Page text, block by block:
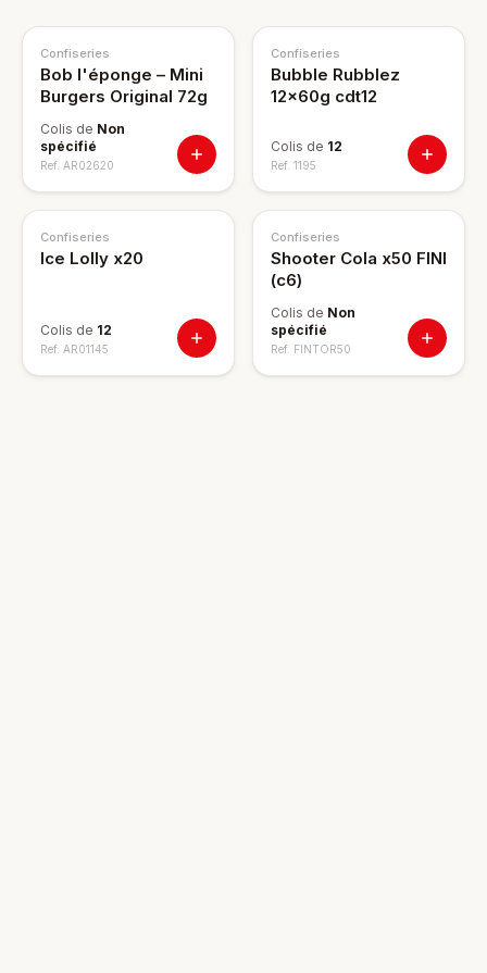
Confiseries
Bob l'éponge – Mini
Burgers Original 72g
Colis de Non
spécifié
Ref. AR02620
Confiseries
Bubble Rubblez
12x60g cdt12
Colis de 12
Ref. 1195
Confiseries
Ice Lolly x20
Colis de 12
Ref. AR01145
Confiseries
Shooter Cola x50 FINI
(c6)
Colis de Non
spécifié
Ref. FINTOR50